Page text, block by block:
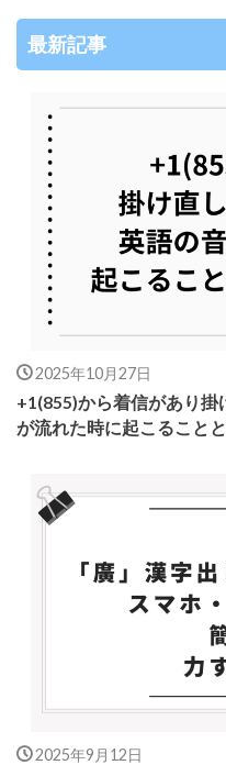
最新記事
2025年10月27日
+1(855)から着信があり
が流れた時に起こること
2025年9月12日